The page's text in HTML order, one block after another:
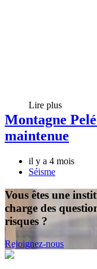
Lire plus
Montagne
maintenue
il y a 4 mois
Séisme
Vous êtes une
charge des
risques ?
Rejoignez-nous